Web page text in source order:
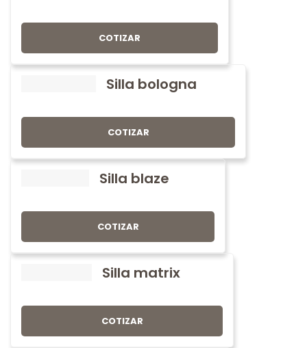
COTIZAR
Silla bologna
COTIZAR
Silla blaze
COTIZAR
Silla matrix
COTIZAR